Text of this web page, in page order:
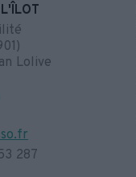
Lolive
287